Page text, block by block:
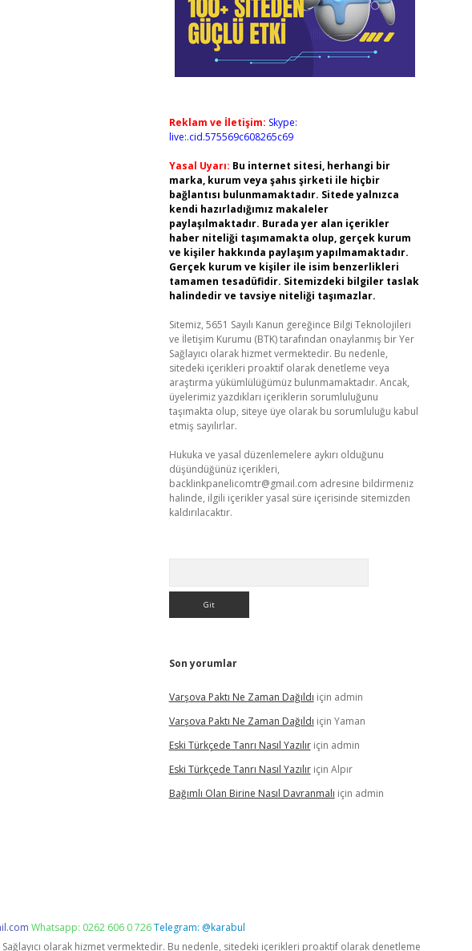
Reklam ve İletişim: Skype:
live:.cid.575569c608265c69
Yasal Uyarı: Bu internet sitesi, herhangi bir
marka, kurum veya şahıs şirketi ile hiçbir
bağlantısı bulunmamaktadır. Sitede yalnızca
kendi hazırladığımız makaleler
paylaşılmaktadır. Burada yer alan içerikler
haber niteliği taşımamakta olup, gerçek kurum
ve kişiler hakkında paylaşım yapılmamaktadır.
Gerçek kurum ve kişiler ile isim benzerlikleri
tamamen tesadüfidir. Sitemizdeki bilgiler taslak
halindedir ve tavsiye niteliği taşımazlar.
Sitemiz, 5651 Sayılı Kanun gereğince Bilgi Teknolojileri
ve İletişim Kurumu (BTK) tarafından onaylanmış bir Yer
Sağlayıcı olarak hizmet vermektedir. Bu nedenle,
sitedeki içerikleri proaktif olarak denetleme veya
araştırma yükümlülüğümüz bulunmamaktadır. Ancak,
üyelerimiz yazdıkları içeriklerin sorumluluğunu
taşımakta olup, siteye üye olarak bu sorumluluğu kabul
etmiş sayılırlar.
Hukuka ve yasal düzenlemelere aykırı olduğunu
düşündüğünüz içerikleri,
backlinkpanelicomtr@gmail.com adresine bildirmeniz
halinde, ilgili içerikler yasal süre içerisinde sitemizden
kaldırılacaktır.
Son yorumlar
Varşova Paktı Ne Zaman Dağıldı için admin
Varşova Paktı Ne Zaman Dağıldı için Yaman
Eski Türkçede Tanrı Nasıl Yazılıriçin admin
Eski Türkçede Tanrı Nasıl Yazılıriçin Alpır
Bağımlı Olan Birine Nasıl Davranmalı için admin
Whatsapp: 0262 606 0 726Telegram: @karabul
olarak hizmet vermektedir. Bu nedenle, sitedeki içerikleri proaktif olarak denetleme